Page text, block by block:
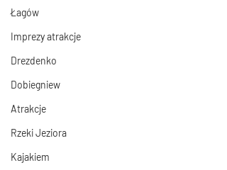
Łagów
Imprezy atrakcje
Drezdenko
Dobiegniew
Atrakcje
Rzeki Jeziora
Kajakiem